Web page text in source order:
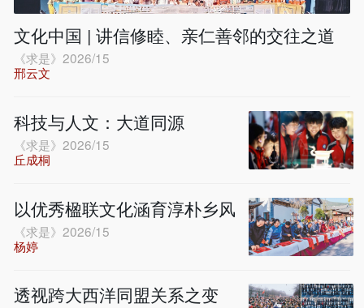
文化中国 | 讲信修睦、亲仁善邻的交往之道
《求是》2026/15
邢云文
科技与人文：大道同源
《求是》2026/15
丘成桐
以优秀楹联文化涵育淳朴乡风
《求是》2026/15
杨婷
透视跨大西洋同盟关系之变